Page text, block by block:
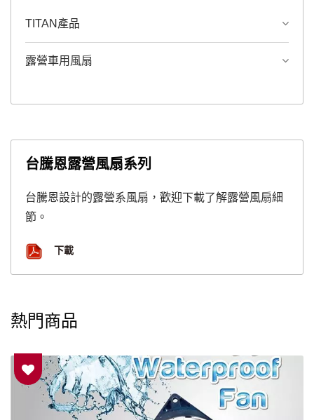
TITAN產品
露營車用風扇
台騰恩露營風扇系列
台騰恩設計的露營系風扇，歡迎下載了解露營風扇細
節。
下載
熱門商品